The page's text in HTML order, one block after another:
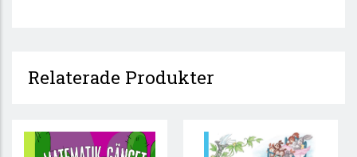
Relaterade Produkter